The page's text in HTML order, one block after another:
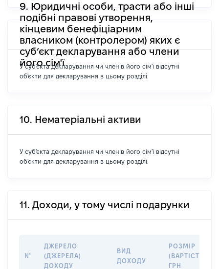
9. Юридичні особи, трасти або інші
подібні правові утворення,
кінцевим бенефіціарним
власником (контролером) яких є
суб’єкт декларування або члени
його сім'ї
У суб'єкта декларування чи членів його сім'ї відсутні
об'єкти для декларування в цьому розділі.
10. Нематеріальні активи
У суб'єкта декларування чи членів його сім'ї відсутні
об'єкти для декларування в цьому розділі.
11. Доходи, у тому числі подарунки
№
ДЖЕРЕЛО
(ДЖЕРЕЛА)
ДОХОДУ
ВИД
ДОХОДУ
РОЗМІР
(ВАРТІСТЬ),
ГРН